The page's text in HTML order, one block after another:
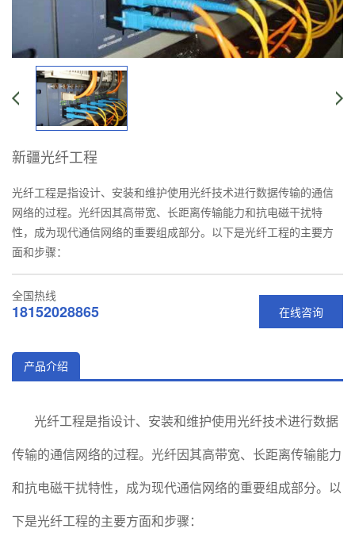
新疆光纤工程
光纤工程是指设计、安装和维护使用光纤技术进行数据传输的通信
网络的过程。光纤因其高带宽、长距离传输能力和抗电磁干扰特
性，成为现代通信网络的重要组成部分。以下是光纤工程的主要方
面和步骤：
在线咨询
全国热线
18152028865
产品介绍
光纤工程是指设计、安装和维护使用光纤技术进行数据
传输的通信网络的过程。光纤因其高带宽、长距离传输能力
和抗电磁干扰特性，成为现代通信网络的重要组成部分。以
下是光纤工程的主要方面和步骤：